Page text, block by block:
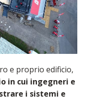
e proprio edificio,
in cui ingegneri e
i sistemi e